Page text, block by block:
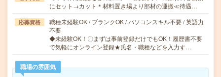
にセット→カット＊材料置き場より部材の運搬≪待遇…
応募資格
職種未経験OK / ブランクOK / パソコンスキル不要 / 英語力
不要
◆未経験OK！〇まずは事前登録だけでもOK！履歴書不要
で気軽にオンライン登録★氏名・職種などを入力す…
職場の雰囲気